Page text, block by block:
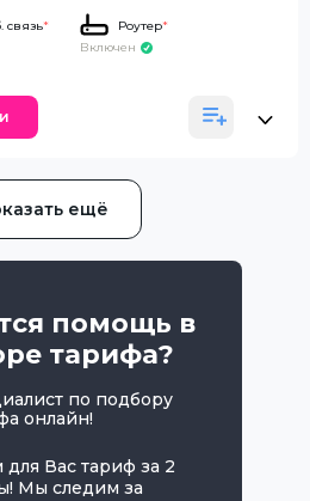
связь*
Роутер*
Включен
ещё
помощь в
тарифа?
по подбору
онлайн!
Вас тариф за 2
Мы следим за